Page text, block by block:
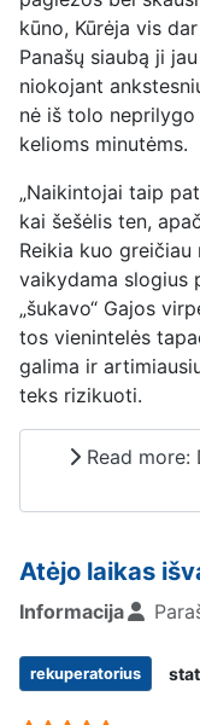
kūno, Kūrėja vis
Panašų siaubą ji
niokojant
nė iš tolo
kelioms minutėms.
„Naikintojai taip
kai šešėlis ten,
Reikia kuo greičiau
vaikydama slogius
„šukavo“ Gajos
tos vienintelės
galima ir
teks rizikuoti.
Read more:
Atėjo laikas
Informacija
rekuperatorius